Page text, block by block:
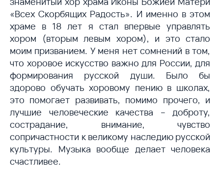
«Всех Скорбящих Радость». И именно в этом
храме в 18 лет я стал впервые управлять
хором (вторым левым хором), и это стало
моим призванием. У меня нет сомнений в том,
что хоровое искусство важно для России, для
формирования русской души. Было бы
здорово обучать хоровому пению в школах,
это помогает развивать, помимо прочего, и
лучшие человеческие качества – доброту,
сострадание, внимание, чувство
сопричастности к великому наследию русской
культуры. Музыка вообще делает человека
счастливее.